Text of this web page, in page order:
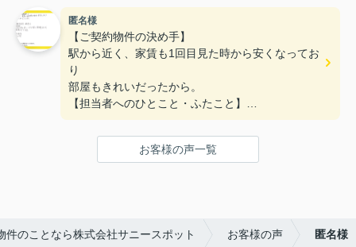
とても安心できた。
〇悪かったこと：
とくになし！
匿名様
【ご契約物件の決め手】
駅から近く、家賃も1回目見た時から安くなってお
り
部屋もきれいだったから。
【担当者へのひとこと・ふたこと】
〇よかったこと：
何も分からない私達に一から丁寧に説明をしていた
だき、ありがとうございます。
お客様の声一覧
のことなら株式会社サニースポット お客様の声 匿名様